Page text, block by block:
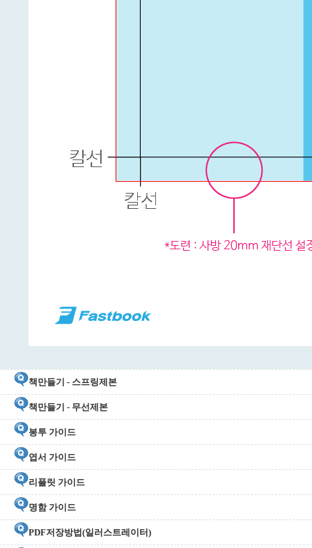
책만들기 - 스프링제본
책만들기 - 무선제본
봉투 가이드
엽서 가이드
리플릿 가이드
명함 가이드
PDF저장방법(일러스트레이터)